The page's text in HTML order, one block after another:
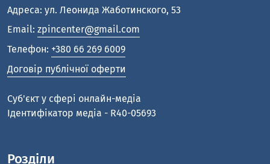
Адреса: ул. Леонида Жаботинского, 53
Email: zpincenter@gmail.com
Телефон: +380 66 269 6009
Договір публічної оферти
Cуб'єкт у сфері онлайн-медіа
Ідентифікатор медіа - R40-05693
Розділи